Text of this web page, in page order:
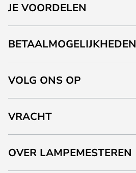
JE VOORDELEN
BETAALMOGELIJKHEDEN
VOLG ONS OP
VRACHT
OVER LAMPEMESTEREN